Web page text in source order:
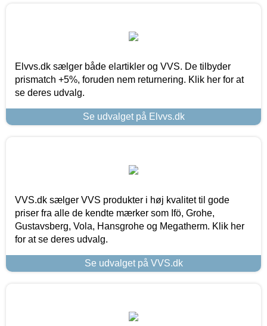
Elvvs.dk sælger både elartikler og VVS. De tilbyder
prismatch +5%, foruden nem returnering. Klik her for at
se deres udvalg.
Se udvalget på Elvvs.dk
VVS.dk sælger VVS produkter i høj kvalitet til gode
priser fra alle de kendte mærker som Ifö, Grohe,
Gustavsberg, Vola, Hansgrohe og Megatherm. Klik her
for at se deres udvalg.
Se udvalget på VVS.dk